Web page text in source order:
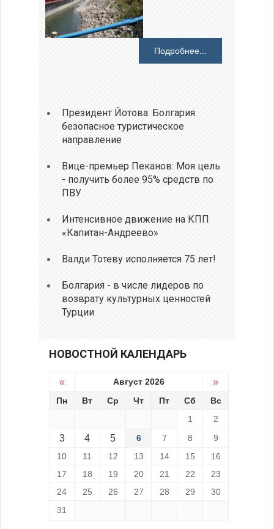
Подробнее...
Президент Йотова: Болгария
безопасное туристическое
направление
Вице-премьер Пеканов: Моя цель
- получить более 95% средств по
ПВУ
Интенсивное движение на КПП
«Капитан-Андреево»
Валди Тотеву исполняется 75 лет!
Болгария - в числе лидеров по
возврату культурных ценностей
Турции
НОВОСТНОЙ КАЛЕНДАРЬ
« Август 2026 »
Пн Вт Ср Чт Пт Сб
Вс
1
2
3 4 5 6 7 8
9
10
11 12 13 14 15
16
17
18 19 20 21 22
23
24
25 26 27 28 29
30
31